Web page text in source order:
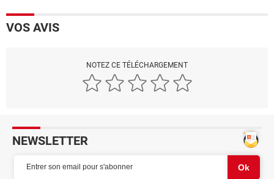
VOS AVIS
NOTEZ CE TÉLÉCHARGEMENT
NEWSLETTER